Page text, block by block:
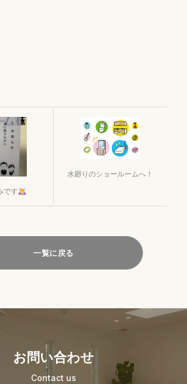
です
水廻りのショールームへ！
一覧に戻る
お問い合わせ
Contact us